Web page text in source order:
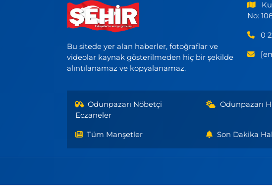
Bu sitede yer alan haberler, fotoğraflar ve
videolar kaynak gösterilmeden hiç bir şekilde
alıntılanamaz ve kopyalanamaz.
No:
0
Odunpazarı Nöbetçi
Eczaneler
Odunpazarı
Tüm Manşetler Son Dakika